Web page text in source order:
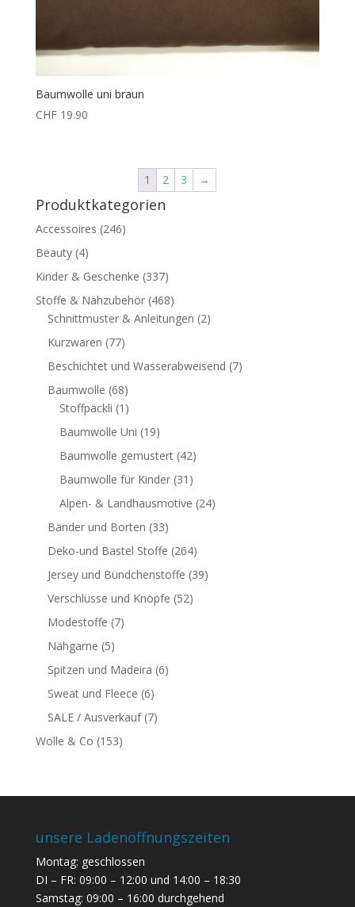
Baumwolle uni braun
CHF19.90
1 2 3 →
Produktkategorien
Accessoires (246)
Beauty (4)
Kinder & Geschenke (337)
Stoffe & Nähzubehör (468)
Schnittmuster & Anleitungen (2)
Kurzwaren (77)
Beschichtet und Wasserabweisend (7)
Baumwolle (68)
Stoffpäckli (1)
Baumwolle Uni (19)
Baumwolle gemustert (42)
Baumwolle für Kinder (31)
Alpen- & Landhausmotive (24)
Bänder und Borten (33)
Deko-und Bastel Stoffe (264)
Jersey und Bündchenstoffe (39)
Verschlüsse und Knöpfe (52)
Modestoffe (7)
Nähgarne (5)
Spitzen und Madeira (6)
Sweat und Fleece (6)
SALE / Ausverkauf (7)
Wolle & Co (153)
unsere Ladenöffnungszeiten
Montag: geschlossen
DI – FR: 09:00 – 12:00 und 14:00 – 18:30
Samstag: 09:00 – 16:00 durchgehend